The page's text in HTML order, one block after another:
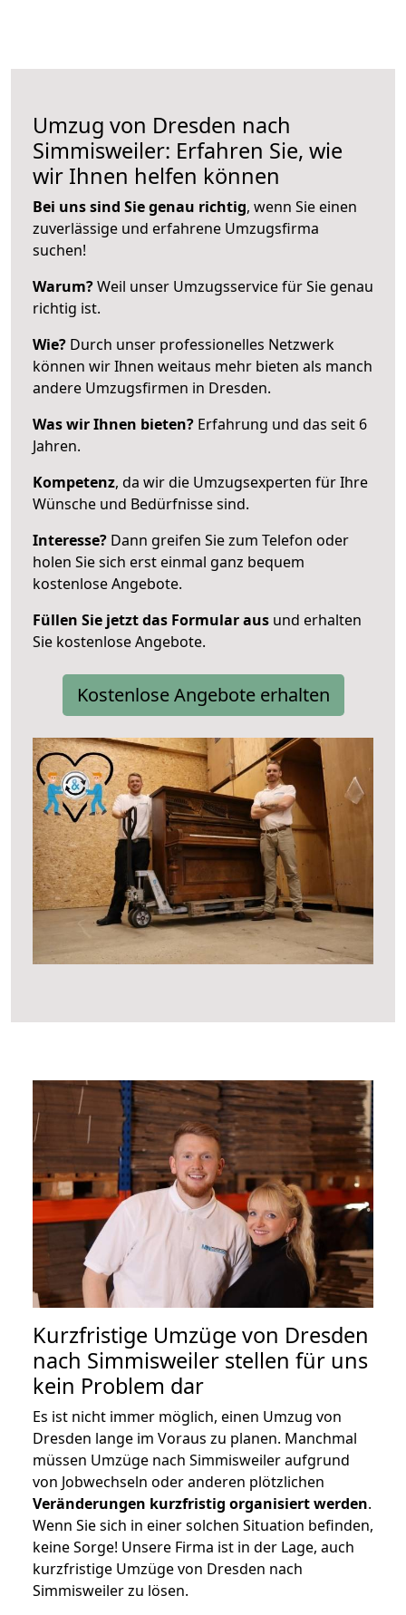
Umzug von Dresden nach
Simmisweiler: Erfahren Sie, wie
wir Ihnen helfen können
Bei uns sind Sie genau richtig, wenn Sie einen
zuverlässige und erfahrene Umzugsfirma
suchen!
Warum?Weil unser Umzugsservice für Sie genau
richtig ist.
Wie? Durch unser professionelles Netzwerk
können wir Ihnen weitaus mehr bieten als manch
andere Umzugsfirmen in Dresden.
Was wir Ihnen bieten? Erfahrung und das seit 6
Jahren.
Kompetenz, da wir die Umzugsexperten für Ihre
Wünsche und Bedürfnisse sind.
Interesse? Dann greifen Sie zum Telefon oder
holen Sie sich erst einmal ganz bequem
kostenlose Angebote.
Füllen Sie jetzt das Formular aus und erhalten
Sie kostenlose Angebote.
Kostenlose Angebote erhalten
Kurzfristige Umzüge von Dresden
nach Simmisweiler stellen für uns
kein Problem dar
Es ist nicht immer möglich, einen Umzug von
Dresden lange im Voraus zu planen. Manchmal
müssen Umzüge nach Simmisweiler aufgrund
von Jobwechseln oder anderen plötzlichen
Veränderungen kurzfristig organisiert werden.
Wenn Sie sich in einer solchen Situation befinden,
keine Sorge! Unsere Firma ist in der Lage, auch
kurzfristige Umzüge von Dresden nach
Simmisweiler zu lösen.